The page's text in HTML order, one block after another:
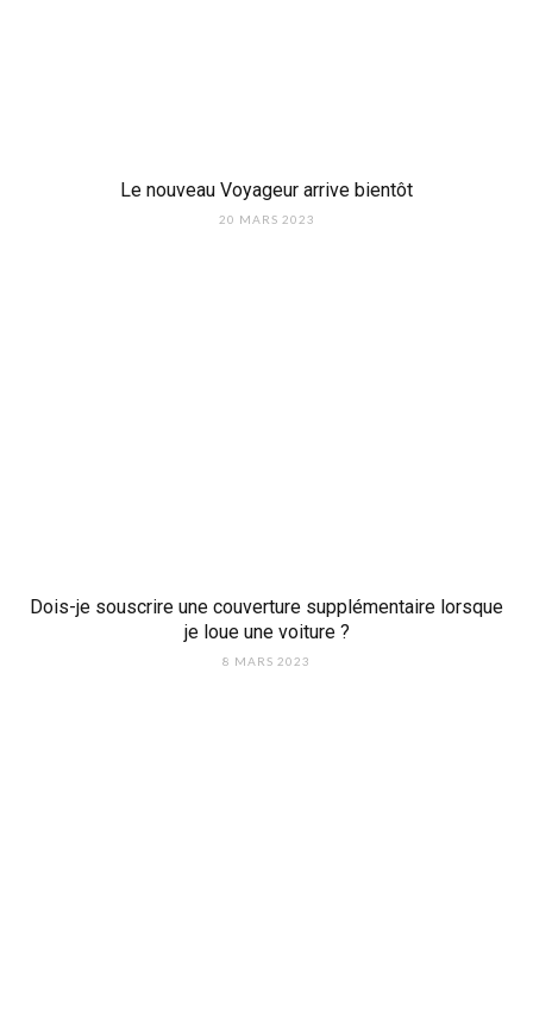
Le nouveau Voyageur arrive bientôt
20 MARS 2023
Dois-je souscrire une couverture supplémentaire lorsque
je loue une voiture ?
8 MARS 2023